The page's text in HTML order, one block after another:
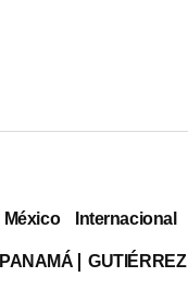
México Internacional